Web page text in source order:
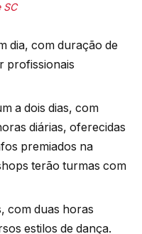
SC
dia, com duração de
profissionais
a dois dias, com
diárias, oferecidas
premiados na
terão turmas com
com duas horas
estilos de dança.